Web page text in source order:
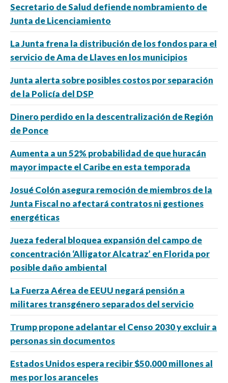
Secretario de Salud defiende nombramiento de
Junta de Licenciamiento
La Junta frena la distribución de los fondos para el
servicio de Ama de Llaves en los municipios
Junta alerta sobre posibles costos por separación
de la Policía del DSP
Dinero perdido en la descentralización de Región
de Ponce
Aumenta a un 52% probabilidad de que huracán
mayor impacte el Caribe en esta temporada
Josué Colón asegura remoción de miembros de la
Junta Fiscal no afectará contratos ni gestiones
energéticas
Jueza federal bloquea expansión del campo de
concentración ‘Alligator Alcatraz’ en Florida por
posible daño ambiental
La Fuerza Aérea de EEUU negará pensión a
militares transgénero separados del servicio
Trump propone adelantar el Censo 2030 y excluir a
personas sin documentos
Estados Unidos espera recibir $50,000 millones al
mes por los aranceles